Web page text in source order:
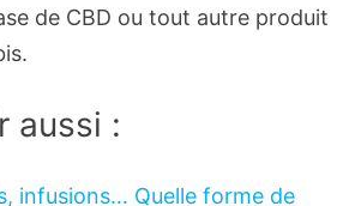
de CBD ou tout autre produit
aussi :
infusions… Quelle forme de